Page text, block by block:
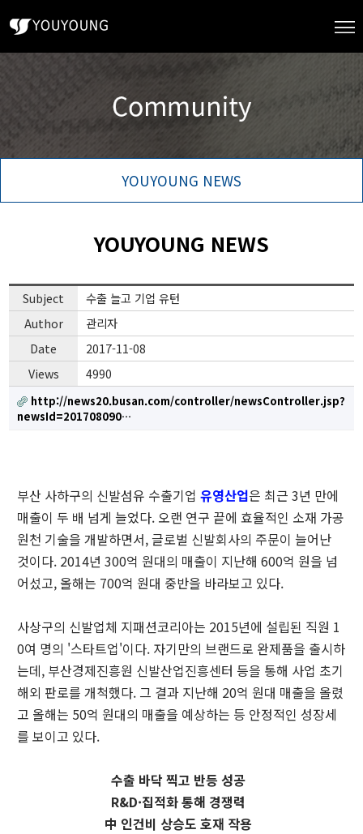
YOUYOUNG NEWS
YOUYOUNG NEWS
Subject
수출 늘고 기업 유턴
Author
관리자
Date
2017-11-08
Views
4990
http://news20.busan.com/controller/newsController.jsp?
newsId=201708090…
부산 사하구의 신발섬유 수출기업유영산업은 최근 3년 만에
매출이 두 배 넘게 늘었다. 오랜 연구 끝에 효율적인 소재 가공
원천 기술을 개발하면서, 글로벌 신발회사의 주문이 늘어난
것이다. 2014년 300억 원대의 매출이 지난해 600억 원을 넘
어섰고, 올해는 700억 원대 중반을 바라보고 있다.
사상구의 신발업체 지패션코리아는 2015년에 설립된 직원 1
0여 명의 '스타트업'이다. 자기만의 브랜드로 완제품을 출시하
는데, 부산경제진흥원 신발산업진흥센터 등을 통해 사업 초기
해외 판로를 개척했다. 그 결과 지난해 20억 원대 매출을 올렸
고 올해는 50억 원대의 매출을 예상하는 등 안정적인 성장세
를 보이고 있다.
수출 바닥 찍고 반등 성공
R&D·집적화 통해 경쟁력
中 인건비 상승도 호재 작용